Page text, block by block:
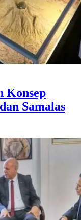
Konsep
Samalas